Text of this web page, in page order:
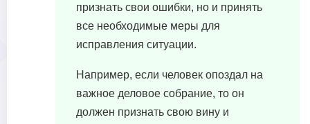
признать свои ошибки, но и принять
все необходимые меры для
исправления ситуации.
Например, если человек опоздал на
важное деловое собрание, то он
должен признать свою вину и